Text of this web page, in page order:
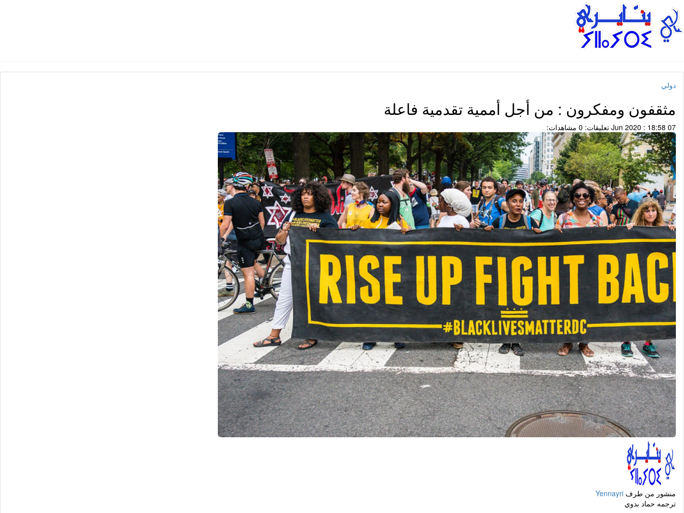
دولي
مثقفون ومفكرون : من أجل أممية تقدمية فاعلة
07 Jun 2020 : 18:58 تعليقات: 0 مشاهدات:
منشور من طرف Yennayri
ترجمه حماد بدوي